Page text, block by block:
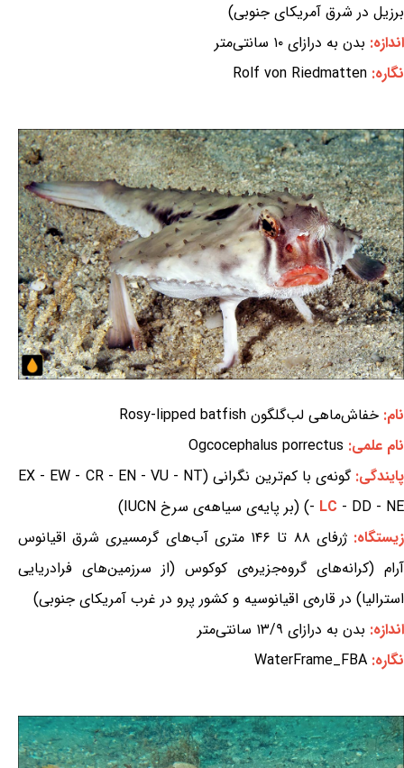
برزیل در شرق آمریکای جنوبی)
اندازه: بدن به درازای ۱۰ سانتی‌متر
نگاره: Rolf von Riedmatten
نام: خفاش‌ماهی لب‌گلگون Rosy-lipped batfish
نام علمی: Ogcocephalus porrectus
پایندگی:
گونه‌ی با کم‌ترین نگرانی (EX - EW - CR - EN - VU - NT
- LC - DD - NE) (بر پایه‌ی سیاهه‌ی سرخ IUCN)
زیستگاه:
ژرفای ۸۸ تا ۱۴۶ متری آب‌های گرمسیری شرق اقیانوس
آرام (کرانه‌های گروه‌جزیره‌ی کوکوس (از سرزمین‌های فرادریایی
استرالیا) در قاره‌ی اقیانوسیه و کشور پرو در غرب آمریکای جنوبی)
اندازه: بدن به درازای ۱۳/۹ سانتی‌متر
نگاره: WaterFrame_FBA